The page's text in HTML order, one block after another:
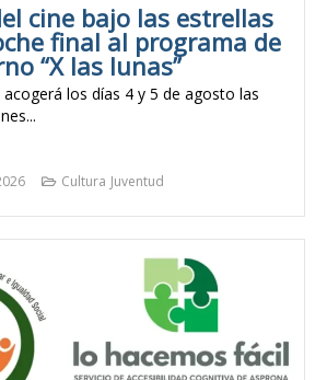
cine bajo las estrellas
final al programa de
“X las lunas”
los días 4 y 5 de agosto las
Cultura Juventud